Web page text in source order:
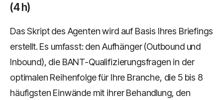
(4 h)
Das Skript des Agenten wird auf Basis Ihres Briefings
erstellt. Es umfasst: den Aufhänger (Outbound und
Inbound), die BANT-Qualifizierungsfragen in der
optimalen Reihenfolge für Ihre Branche, die 5 bis 8
häufigsten Einwände mit ihrer Behandlung, den